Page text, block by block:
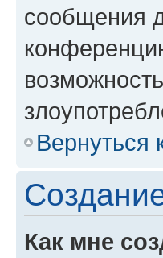
сообщения
Вернуться
Как мне